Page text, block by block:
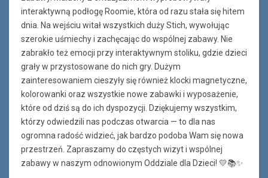
interaktywną podłogę Roomie, która od razu stała się hitem
dnia. Na wejściu witał wszystkich duży Stich, wywołując
szerokie uśmiechy i zachęcając do wspólnej zabawy. Nie
zabrakło też emocji przy interaktywnym stoliku, gdzie dzieci
grały w przystosowane do nich gry. Dużym
zainteresowaniem cieszyły się również klocki magnetyczne,
kolorowanki oraz wszystkie nowe zabawki i wyposażenie,
które od dziś są do ich dyspozycji. Dziękujemy wszystkim,
którzy odwiedzili nas podczas otwarcia — to dla nas
ogromna radość widzieć, jak bardzo podoba Wam się nowa
przestrzeń. Zapraszamy do częstych wizyt i wspólnej
zabawy w naszym odnowionym Oddziale dla Dzieci! 💛📚✨